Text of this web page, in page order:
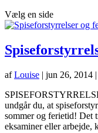
Vælg en side
afLouise | jun 26, 2014 |
undgår du, at
sommer og ferietid! Det
eksaminer eller arbejde,